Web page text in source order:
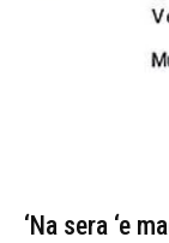
‘Na sera ‘e